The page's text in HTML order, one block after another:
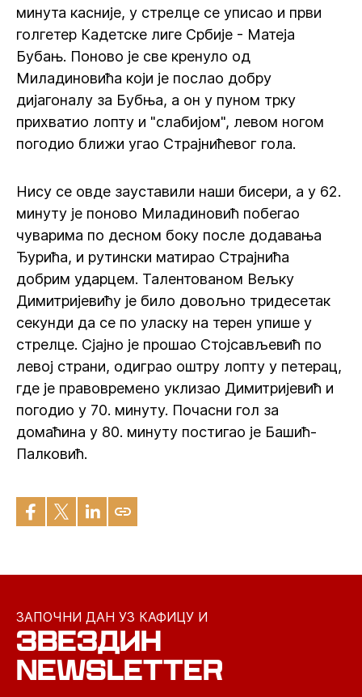
минута касније, у стрелце се уписао и први
голгетер Кадетске лиге Србије - Матеја
Бубањ. Поново је све кренуло од
Миладиновића који је послао добру
дијагоналу за Бубња, а он у пуном трку
прихватио лопту и "слабијом", левом ногом
погодио ближи угао Страјнићевог гола.
Нису се овде зауставили наши бисери, а у 62.
минуту је поново Миладиновић побегао
чуварима по десном боку после додавања
Ђурића, и рутински матирао Страјнића
добрим ударцем. Талентованом Вељку
Димитријевићу је било довољно тридесетак
секунди да се по уласку на терен упише у
стрелце. Сјајно је прошао Стојсављевић по
левој страни, одиграо оштру лопту у петерац,
где је правовремено уклизао Димитријевић и
погодио у 70. минуту. Почасни гол за
домаћина у 80. минуту постигао је Башић-
Палковић.
ЗАПОЧНИ ДАН УЗ КАФИЦУ И
ЗВЕЗДИН
NEWSLETTER